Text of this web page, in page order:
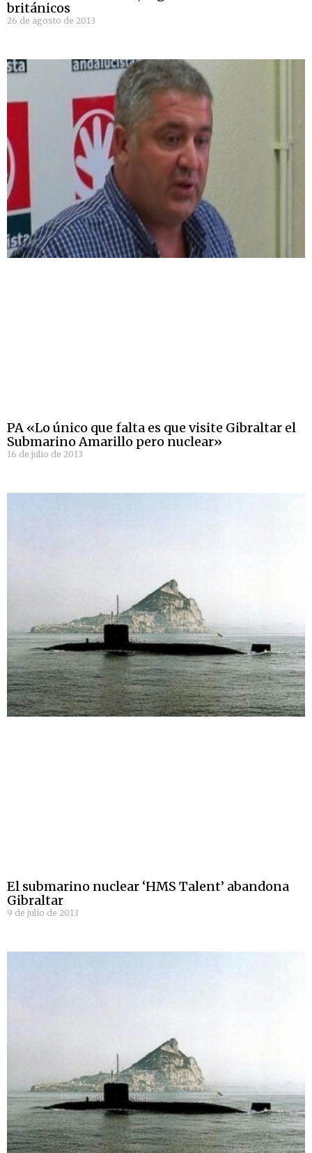
británicos
26 de agosto de 2013
PA «Lo único que falta es que visite Gibraltar el
Submarino Amarillo pero nuclear»
16 de julio de 2013
El submarino nuclear ‘HMS Talent’ abandona
Gibraltar
9 de julio de 2013